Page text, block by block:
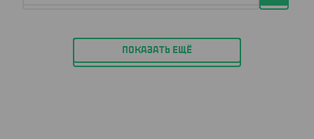
ПОКАЗАТЬ ЕЩЁ